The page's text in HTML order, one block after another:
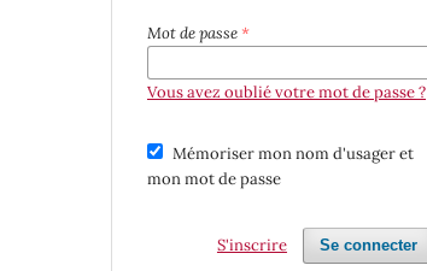
Mot de passe *
Vous avez oublié votre mot de passe ?
Mémoriser mon nom d'usager et
mon mot de passe
Se connecter
S'inscrire